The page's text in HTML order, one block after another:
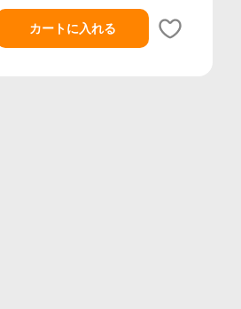
カートに入れる